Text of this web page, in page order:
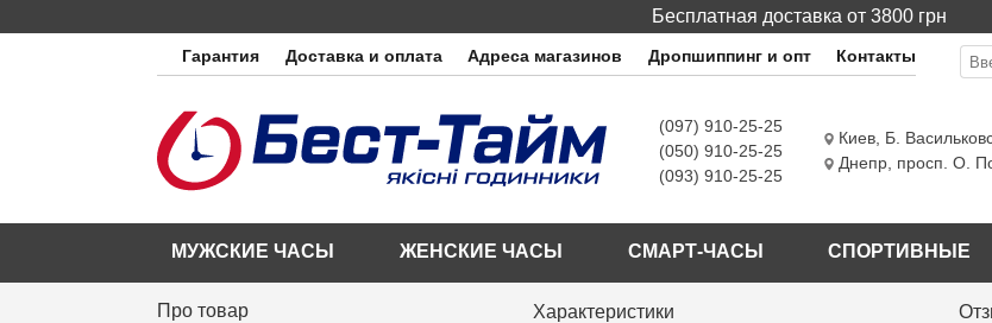
Бесплатная доставка от 3800 грн
Гарантия Доставка и оплата Адреса магазинов Дропшиппинг и опт Контакты
(097) 910-25-25
(050) 910-25-25
(093) 910-25-25
Киев, Б.
Днепр, просп. О.
МУЖСКИЕ ЧАСЫ ЖЕНСКИЕ ЧАСЫ СМАРТ-ЧАСЫ СПОРТИВНЫЕ
Про товар Характеристики